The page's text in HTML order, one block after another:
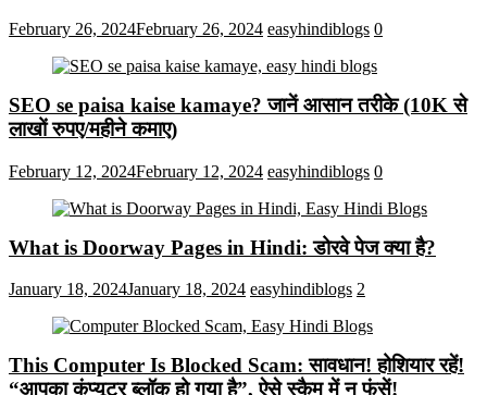
February 26, 2024February 26, 2024 easyhindiblogs 0
SEO se paisa kaise kamaye? जानें आसान तरीके (10K से
लाखों रुपए/महीने कमाए)
February 12, 2024February 12, 2024 easyhindiblogs 0
What is Doorway Pages in Hindi: डोरवे पेज क्या है?
January 18, 2024January 18, 2024 easyhindiblogs 2
This Computer Is Blocked Scam: सावधान! होशियार रहें!
“आपका कंप्यूटर ब्लॉक हो गया है”, ऐसे स्कैम में न फंसें!